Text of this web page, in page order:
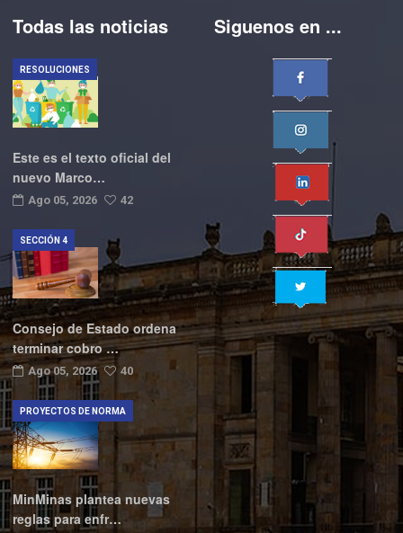
Todas las noticias
Este es el texto oficial del
nuevo Marco…
Ago 05, 2026 42
RESOLUCIONES
Consejo de Estado ordena
terminar cobro …
Ago 05, 2026 40
SECCIÓN 4
MinMinas plantea nuevas
reglas para enfr…
PROYECTOS DE NORMA
Siguenos en ...